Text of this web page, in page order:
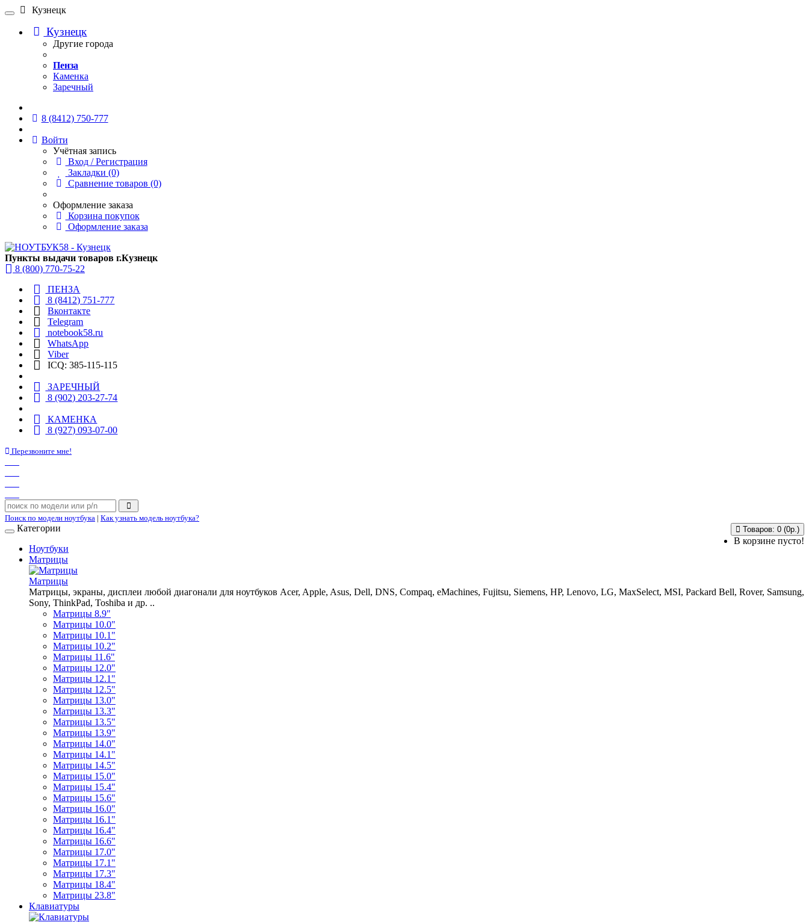
Кузнецк
Кузнецк
Другие города
Пенза
Каменка
Заречный
8 (8412) 750-777
Войти
Учётная запись
Вход / Регистрация
Закладки (0)
Сравнение товаров (0)
Оформление заказа
Корзина покупок
Оформление заказа
Пункты выдачи товаров г.Кузнецк
8 (800) 770-75-22
ПЕНЗА
8 (8412) 751-777
Вконтакте
Telegram
notebook58.ru
WhatsApp
Viber
ICQ: 385-115-115
ЗАРЕЧНЫЙ
8 (902) 203-27-74
КАМЕНКА
8 (927) 093-07-00
Перезвоните мне!
Поиск по модели ноутбука | Как узнать модель ноутбука?
Товаров: 0 (0р.)
В корзине пусто!
Категории
Ноутбуки
Матрицы
Матрицы
Матрицы, экраны, дисплеи любой диагонали для ноутбуков Acer, Apple, Asus, Dell, DNS, Compaq, eMachines, Fujitsu, Siemens, HP, Lenovo, LG, MaxSelect, MSI, Packard Bell, Rover, Samsung,
Sony, ThinkPad, Toshiba и др. ..
Матрицы 8.9"
Матрицы 10.0"
Матрицы 10.1"
Матрицы 10.2"
Матрицы 11.6"
Матрицы 12.0"
Матрицы 12.1"
Матрицы 12.5"
Матрицы 13.0"
Матрицы 13.3"
Матрицы 13.5"
Матрицы 13.9"
Матрицы 14.0"
Матрицы 14.1"
Матрицы 14.5"
Матрицы 15.0"
Матрицы 15.4"
Матрицы 15.6"
Матрицы 16.0"
Матрицы 16.1"
Матрицы 16.4"
Матрицы 16.6"
Матрицы 17.0"
Матрицы 17.1"
Матрицы 17.3"
Матрицы 18.4"
Матрицы 23.8"
Клавиатуры